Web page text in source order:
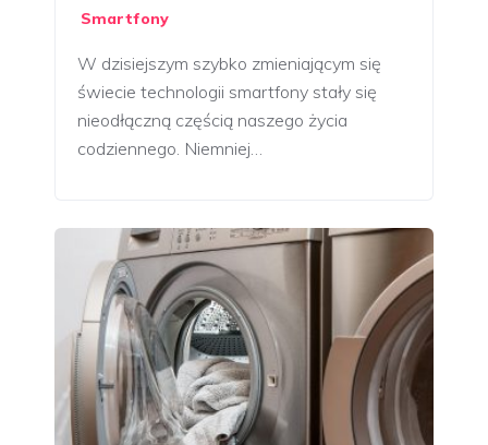
Smartfony
W dzisiejszym szybko zmieniającym się
świecie technologii smartfony stały się
nieodłączną częścią naszego życia
codziennego. Niemniej…